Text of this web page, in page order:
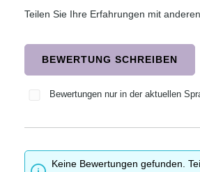
Teilen Sie Ihre Erfahrungen mit
BEWERTUNG SCHREIBEN
Bewertungen nur in der aktuellen
Keine Bewertungen gefunden.